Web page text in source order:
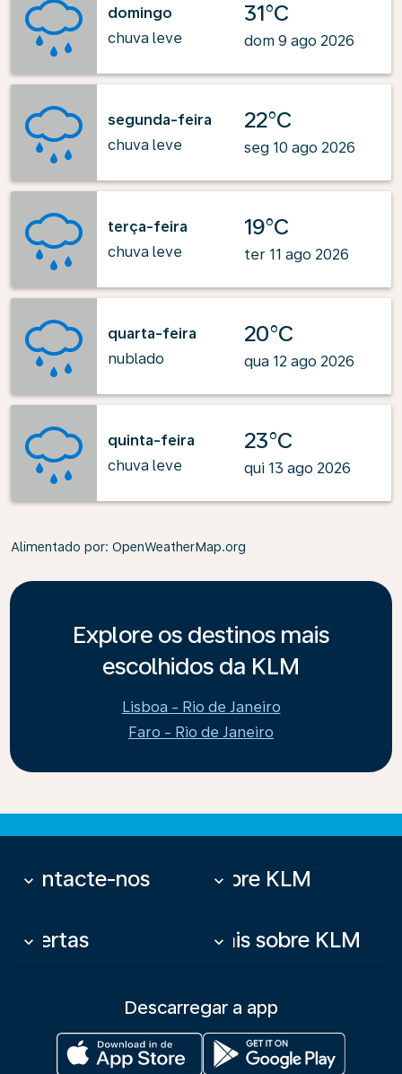
domingo
chuva leve
31°C
dom 9 ago 2026
segunda-feira
chuva leve
22°C
seg 10 ago 2026
terça-feira
chuva leve
19°C
ter 11 ago 2026
quarta-feira
nublado
20°C
qua 12 ago 2026
quinta-feira
chuva leve
23°C
qui 13 ago 2026
Alimentado por: OpenWeatherMap.org
Explore os destinos mais
escolhidos da KLM
Lisboa - Rio de Janeiro
Faro - Rio de Janeiro
Contacte-nos
keyboard_arrow_down Sobre KLM
keyboard_arrow_down
Ofertas
keyboard_arrow_down Mais sobre KLM
keyboard_arrow_down
Descarregar a app